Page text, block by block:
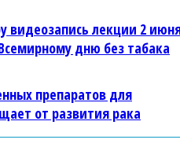
видеозапись лекции 2
дню без табака
препаратов для
от развития рака